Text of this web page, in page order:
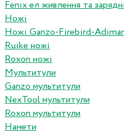
Fenix ел живлення та
Ножі
Ножі Ganzo-Firebird-
Ruike ножі
Roxon ножi
Мультитули
Ganzo мультитули
NexTool мультитули
Roxon мультитули
Намети